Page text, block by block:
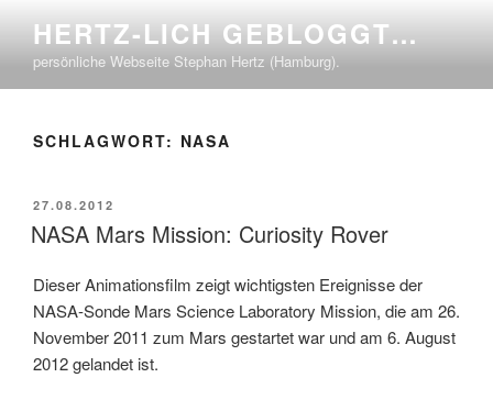
springen
HERTZ-LICH GEBLOGGT…
persönliche Webseite Stephan Hertz (Hamburg).
SCHLAGWORT: NASA
VERÖFFENTLICHT
AM
27.08.2012
NASA Mars Mission: Curiosity Rover
Dieser Animationsfilm zeigt wichtigsten Ereignisse der
NASA-Sonde Mars Science Laboratory Mission, die am 26.
November 2011 zum Mars gestartet war und am 6. August
2012 gelandet ist.